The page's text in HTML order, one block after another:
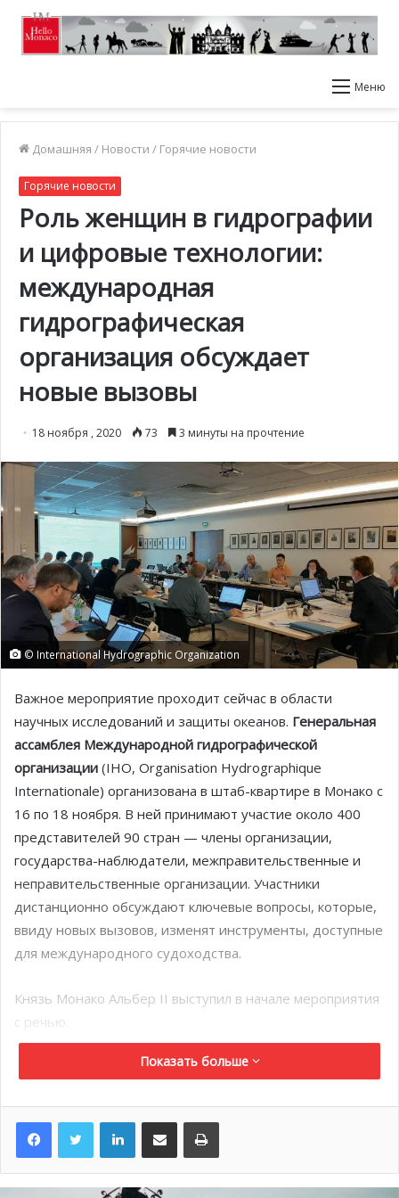
Меню
Домашняя / Новости / Горячие новости
Горячие новости
Роль женщин в гидрографии
и цифровые технологии:
международная
гидрографическая
организация обсуждает
новые вызовы
18 ноября , 2020 73 3 минуты на прочтение
© International Hydrographic Organization
Важное мероприятие проходит сейчас в области
научных исследований и защиты океанов. Генеральная
ассамблея Международной гидрографической
организации (IHO, Organisation Hydrographique
Internationale) организована в штаб-квартире в Монако с
16 по 18 ноября. В ней принимают участие около 400
представителей 90 стран — члены организации,
государства-наблюдатели, межправительственные и
неправительственные организации. Участники
дистанционно обсуждают ключевые вопросы, которые,
ввиду новых вызовов, изменят инструменты, доступные
для международного судоходства.
Князь Монако Альбер II выступил в начале мероприятия
с речью.
Задачи Генеральной
ассамблеи
Это мероприятие — ключевая возможность для
и планирования будущих приоритетов. Среди них
Показать больше
LinkedInПоделиться по электронной почте Распечатать